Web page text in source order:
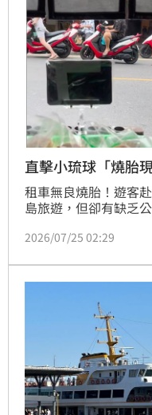
直擊小琉球「燒胎
租車無良燒胎！遊客
島旅遊，但卻有缺乏
「一堆低等社會亂源
「燒胎罰1萬」公告自
2026/07/25 02:29